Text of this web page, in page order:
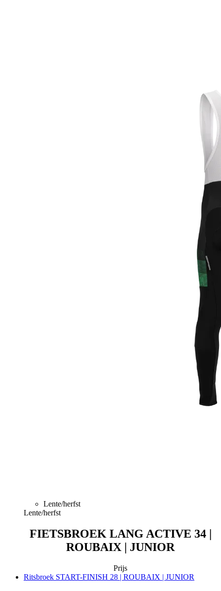
Lente/herfst
Lente/herfst
FIETSBROEK LANG ACTIVE 34 |
ROUBAIX | JUNIOR
Prijs
Ritsbroek START-FINISH 28 | ROUBAIX | JUNIOR